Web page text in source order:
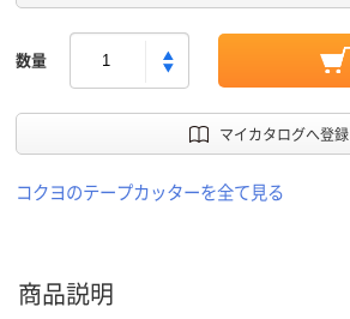
数量
マイカタログへ登録
コクヨのテープカッターを全て見る
商品説明